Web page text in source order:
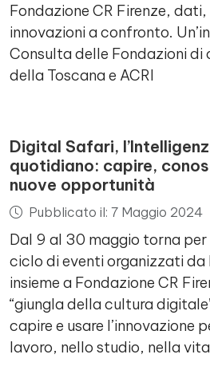
Fondazione CR Firenze, dati,
innovazioni a confronto.
Consulta delle Fondazioni di
della Toscana e ACRI
Digital Safari,
quotidiano: capire,
nuove opportunità
Pubblicato il: 7 Maggio 2024
Dal 9 al 30 maggio torna
ciclo di eventi organizzati da
insieme a Fondazione CR
“giungla della cultura
capire e usare l’innovazione
lavoro, nello studio, nella